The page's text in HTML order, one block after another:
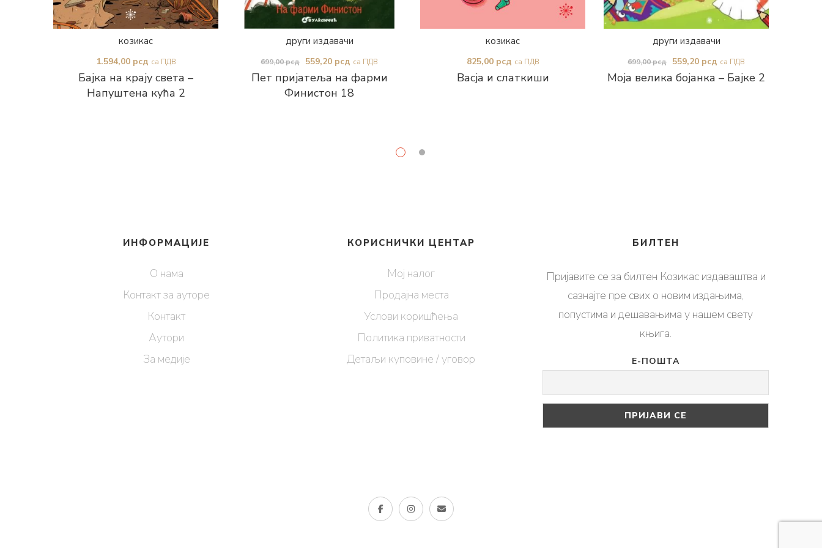
Бајка на крају света –
Напуштена кућа 2
козикас
1.594,00 рсд са ПДВ
Пет пријатеља на фарми
Финистон 18
други издавачи
699,00рсд
Оригинална
цена
је
559,20 рсд Тренутна
цена
је:
са ПДВ
Васја и слаткиши
козикас
825,00 рсд са ПДВ
Моја велика бојанка – Бајке 2
други издавачи
699,00рсд
Оригинална
цена
559,20 рсд Тренутна
цена
са ПДВ
ИНФОРМАЦИЈЕ
О нама
Контакт за ауторе
Контакт
Аутори
За медије
КОРИСНИЧКИ ЦЕНТАР
Мој налог
Продајна места
Услови коришћења
Политика приватности
Детаљи куповине / уговор
БИЛТЕН
Пријавите се за билтен Козикас издаваштва и
сазнајте пре свих о новим издањима,
попустима и дешавањима у нашем свету
књига.
Е-ПОШТА